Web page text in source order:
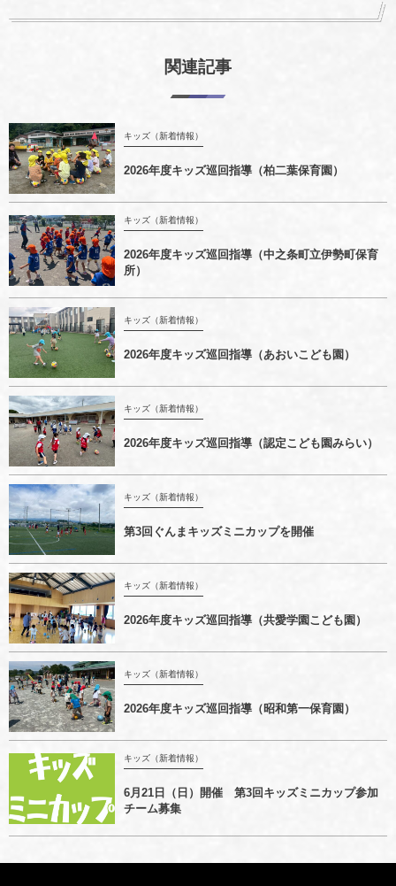
関連記事
キッズ（新着情報）
2026年度キッズ巡回指導（柏二葉保育園）
キッズ（新着情報）
2026年度キッズ巡回指導（中之条町立伊勢町保育
所）
キッズ（新着情報）
2026年度キッズ巡回指導（あおいこども園）
キッズ（新着情報）
2026年度キッズ巡回指導（認定こども園みらい）
キッズ（新着情報）
第3回ぐんまキッズミニカップを開催
キッズ（新着情報）
2026年度キッズ巡回指導（共愛学園こども園）
キッズ（新着情報）
2026年度キッズ巡回指導（昭和第一保育園）
キッズ（新着情報）
6月21日（日）開催 第3回キッズミニカップ参加
チーム募集